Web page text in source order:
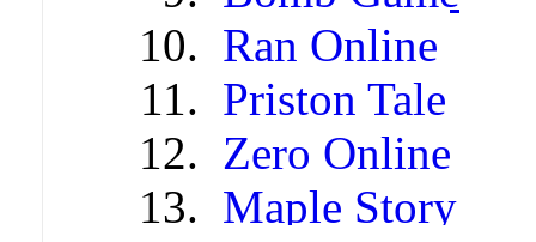
Ran Online
Priston Tale
Zero Online
Maple Story